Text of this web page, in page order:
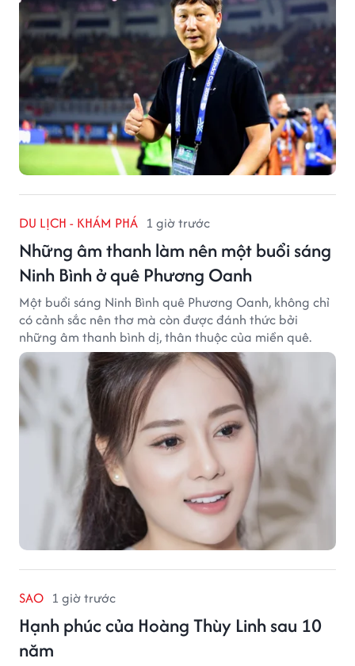
DU LỊCH - KHÁM PHÁ 1 giờ trước
Những âm thanh làm nên một buổi sáng
Ninh Bình ở quê Phương Oanh
Một buổi sáng Ninh Bình quê Phương Oanh, không chỉ
có cảnh sắc nên thơ mà còn được đánh thức bởi
những âm thanh bình dị, thân thuộc của miền quê.
SAO 1 giờ trước
Hạnh phúc của Hoàng Thùy Linh sau 10
năm